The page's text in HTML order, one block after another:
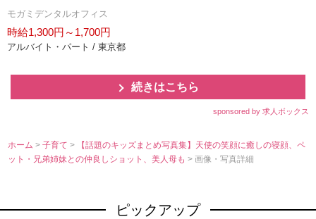
モガミデンタルオフィス
時給1,300円～1,700円
アルバイト・パート / 東京都
続きはこちら
sponsored by 求人ボックス
ホーム >子育て>
【話題のキッズまとめ写真集】天使の笑顔に癒しの寝顔、ペ
ット・兄弟姉妹との仲良しショット、美人母も> 画像・写真詳細
ピックアップ